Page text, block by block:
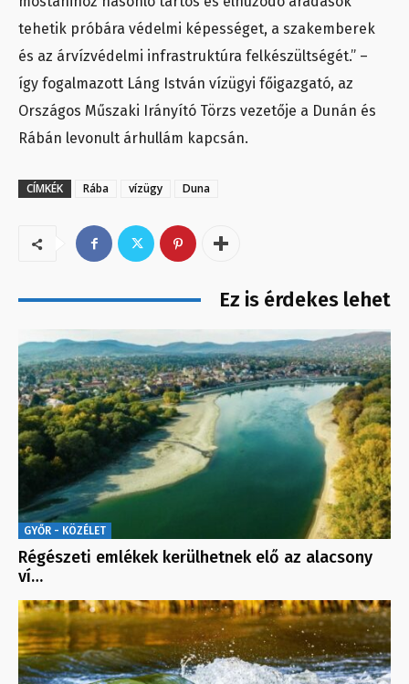
tehetik próbára védelmi képességet, a szakemberek
és az árvízvédelmi infrastruktúra felkészültségét.” –
így fogalmazott Láng István vízügyi főigazgató, az
Országos Műszaki Irányító Törzs vezetője a Dunán és
Rábán levonult árhullám kapcsán.
CÍMKÉK Rába vízügy Duna
Ez is érdekes lehet
GYŐR - KÖZÉLET
Régészeti emlékek kerülhetnek elő az alacsony
ví…